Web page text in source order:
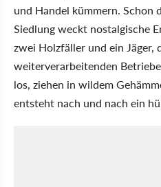
und Handel kümmern. Schon
Siedlung weckt nostalgische
zwei Holzfäller und ein Jäger,
weiterverarbeitenden
los, ziehen in wildem
entsteht nach und nach ein